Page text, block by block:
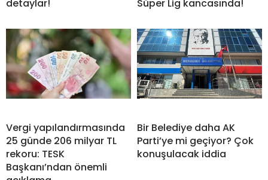
detaylar!
Süper Lig kancasında!
Vergi yapılandırmasında
25 günde 206 milyar TL
rekoru: TESK
Başkanı’ndan önemli
Bir Belediye daha AK
Parti’ye mi geçiyor? Çok
konuşulacak iddia